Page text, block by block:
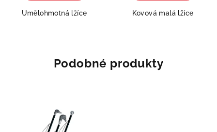
Umělohmotná lžíce Kovová malá lžíce
Podobné produkty